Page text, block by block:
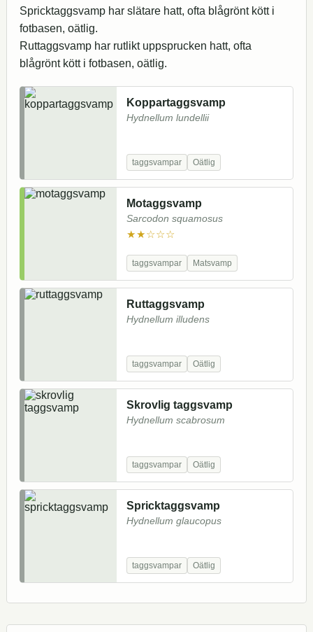
Spricktaggsvamp har slätare hatt, ofta blågrönt kött i
fotbasen, oätlig.
Ruttaggsvamp har rutlikt uppsprucken hatt, ofta
blågrönt kött i fotbasen, oätlig.
Koppartaggsvamp
Hydnellum lundellii
taggsvampar Oätlig
Motaggsvamp
Sarcodon squamosus
★★☆☆☆
taggsvampar Matsvamp
Ruttaggsvamp
Hydnellum illudens
taggsvampar Oätlig
Skrovlig taggsvamp
Hydnellum scabrosum
taggsvampar Oätlig
Spricktaggsvamp
Hydnellum glaucopus
taggsvampar Oätlig